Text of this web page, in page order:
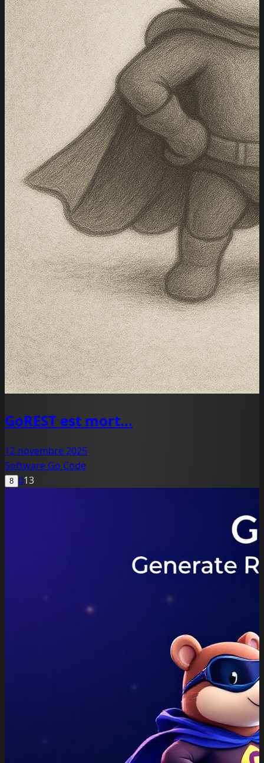
GoREST est mort...
12 novembre 2025
Software Go Code
8 013